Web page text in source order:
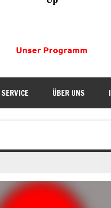
Unser Programm
SERVICE ÜBER UNS